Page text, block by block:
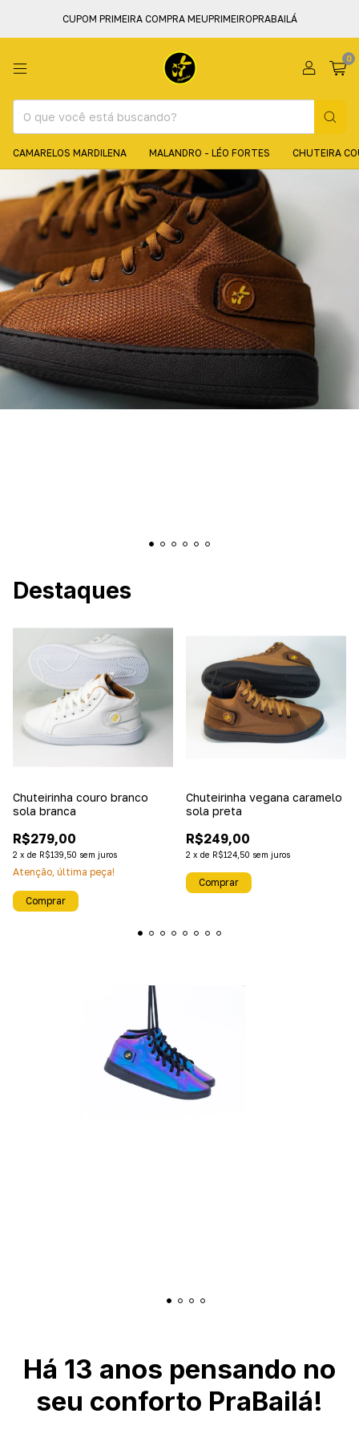
CUPOM PRIMEIRA COMPRA MEUPRIMEIROPRABAILÁ
0
CAMARELOS MARDILENA MALANDRO - LÉO FORTES CHUTEIRA
Destaques
Chuteirinha couro branco
sola branca
R$279,00
2 x de R$139,50 sem juros
Atenção, última peça!
Comprar
Chuteirinha vegana caramelo
sola preta
R$249,00
2 x de R$124,50 sem juros
Comprar
Há 13 anos pensando no
seu conforto PraBailá!